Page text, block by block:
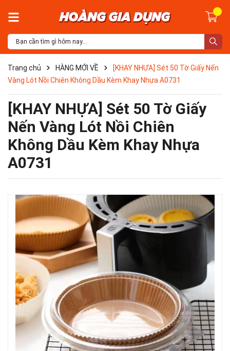
Trang chủ HÀNG MỚI VỀ
[KHAY NHỰA] Sét 50 Tờ Giấy Nến
Vàng Lót Nồi Chiên Không Dầu Kèm Khay Nhựa A0731
[KHAY NHỰA] Sét 50 Tờ Giấy
Nến Vàng Lót Nồi Chiên
Không Dầu Kèm Khay Nhựa
A0731